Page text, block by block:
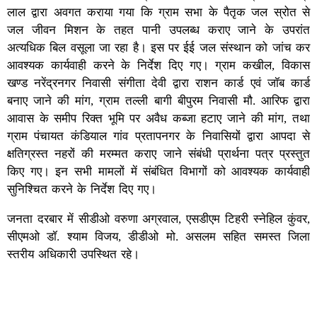
लाल द्वारा अवगत कराया गया कि ग्राम सभा के पैतृक जल स्रोत से
जल जीवन मिशन के तहत पानी उपलब्ध कराए जाने के उपरांत
अत्यधिक बिल वसूला जा रहा है। इस पर ईई जल संस्थान को जांच कर
आवश्यक कार्यवाही करने के निर्देश दिए गए। ग्राम कखील, विकास
खण्ड नरेंद्रनगर निवासी संगीता देवी द्वारा राशन कार्ड एवं जॉब कार्ड
बनाए जाने की मांग, ग्राम तल्ली बागी बीपुरम निवासी मौ. आरिफ द्वारा
आवास के समीप रिक्त भूमि पर अवैध कब्जा हटाए जाने की मांग, तथा
ग्राम पंचायत कंडियाल गांव प्रतापनगर के निवासियों द्वारा आपदा से
क्षतिग्रस्त नहरों की मरम्मत कराए जाने संबंधी प्रार्थना पत्र प्रस्तुत
किए गए। इन सभी मामलों में संबंधित विभागों को आवश्यक कार्यवाही
सुनिश्चित करने के निर्देश दिए गए।
जनता दरबार में सीडीओ वरुणा अग्रवाल, एसडीएम टिहरी स्नेहिल कुंवर,
सीएमओ डॉ. श्याम विजय, डीडीओ मो. असलम सहित समस्त जिला
स्तरीय अधिकारी उपस्थित रहे।